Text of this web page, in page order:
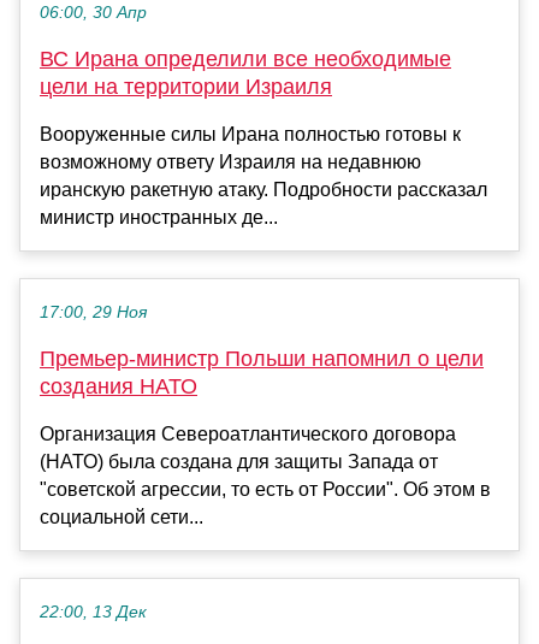
06:00, 30 Апр
ВС Ирана определили все необходимые
цели на территории Израиля
Вооруженные силы Ирана полностью готовы к
возможному ответу Израиля на недавнюю
иранскую ракетную атаку. Подробности рассказал
министр иностранных де...
17:00, 29 Ноя
Премьер-министр Польши напомнил о цели
создания НАТО
Организация Североатлантического договора
(НАТО) была создана для защиты Запада от
"советской агрессии, то есть от России". Об этом в
социальной сети...
22:00, 13 Дек